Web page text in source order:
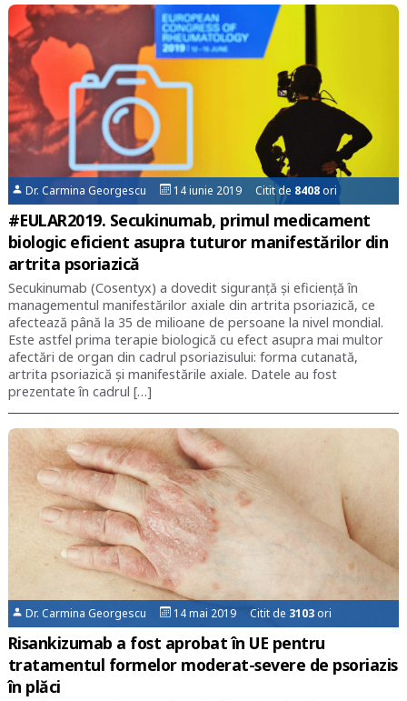
Dr. Carmina Georgescu 14 iunie 2019 Citit de 8408ori
#EULAR2019. Secukinumab, primul medicament
biologic eficient asupra tuturor manifestărilor din
artrita psoriazică
Secukinumab (Cosentyx) a dovedit siguranță și eficiență în
managementul manifestărilor axiale din artrita psoriazică, ce
afectează până la 35 de milioane de persoane la nivel mondial.
Este astfel prima terapie biologică cu efect asupra mai multor
afectări de organ din cadrul psoriazisului: forma cutanată,
artrita psoriazică și manifestările axiale. Datele au fost
prezentate în cadrul […]
Dr. Carmina Georgescu 14 mai 2019 Citit de 3103 ori
Risankizumab a fost aprobat în UE pentru
tratamentul formelor moderat-severe de psoriazis
în plăci